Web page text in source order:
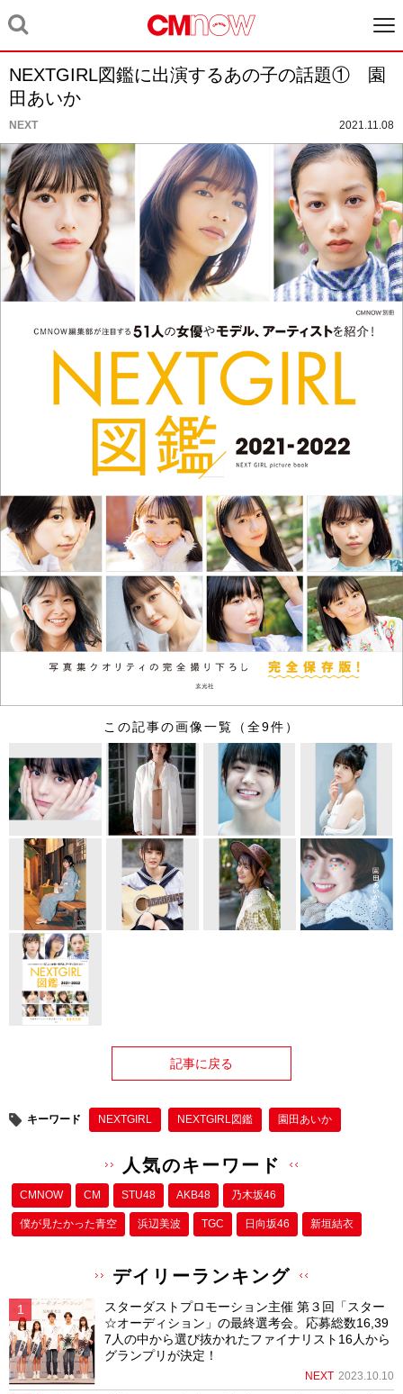
NEXTGIRL図鑑に出演するあの子の話題① 園
田あいか
NEXT 2021.11.08
この記事の画像一覧（全9件）
記事に戻る
キーワード NEXTGIRL NEXTGIRL図鑑 園田あいか
人気のキーワード
CMNOW CM STU48 AKB48 乃木坂46
僕が⾒たかった⻘空 浜辺美波 TGC 日向坂46 新垣結衣
デイリーランキング
スターダストプロモーション主催 第３回「スター
☆オーディション」の最終選考会。応募総数16,39
7人の中から選び抜かれたファイナリスト16人から
グランプリが決定！
NEXT 2023.10.10